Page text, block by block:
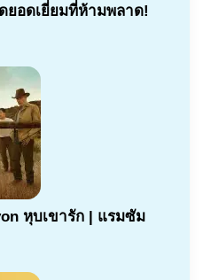
ยอดเยี่ยมที่ห้ามพลาด!
หุบเขารัก | แรมซัม